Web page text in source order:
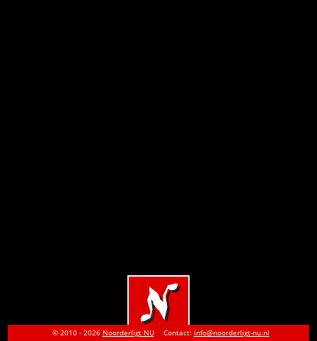
© 2010 - 2026 Noorderligt NU Contact: info@noorderligt-nu.nl